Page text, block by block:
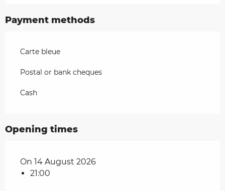
Payment methods
Carte bleue
Postal or bank cheques
Cash
Opening times
On 14 August 2026
21:00